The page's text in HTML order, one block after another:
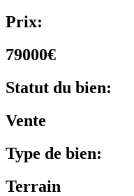
Prix:
79000€
Statut du bien:
Vente
Type de bien:
Terrain